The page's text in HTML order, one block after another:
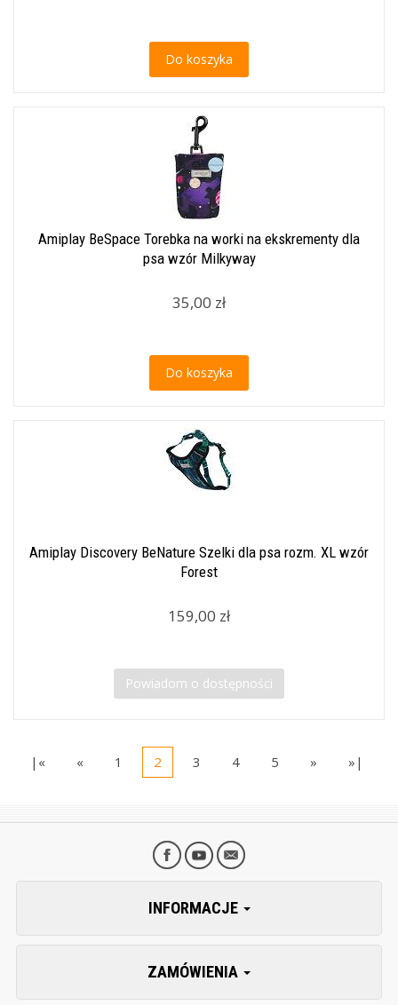
Do koszyka
Amiplay BeSpace Torebka na worki na ekskrementy dla
psa wzór Milkyway
35,00 zł
Do koszyka
Amiplay Discovery BeNature Szelki dla psa rozm. XL wzór
Forest
159,00 zł
Powiadom o dostępności
|« « 1 2 3 4 5 » »|
INFORMACJE
ZAMÓWIENIA